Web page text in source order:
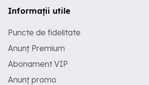
Informații utile
Puncte de fidelitate
Anunț Premium
Abonament VIP
Anunț promo